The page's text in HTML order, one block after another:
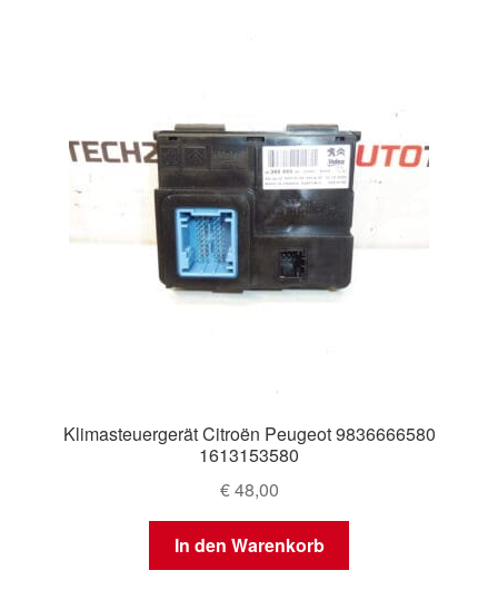
Klimasteuergerät Citroën Peugeot 9836666580
1613153580
€48,00
In den Warenkorb